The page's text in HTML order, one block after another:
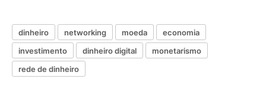
dinheiro networking moeda
economia
investimento
dinheiro digital
monetarismo
rede de dinheiro